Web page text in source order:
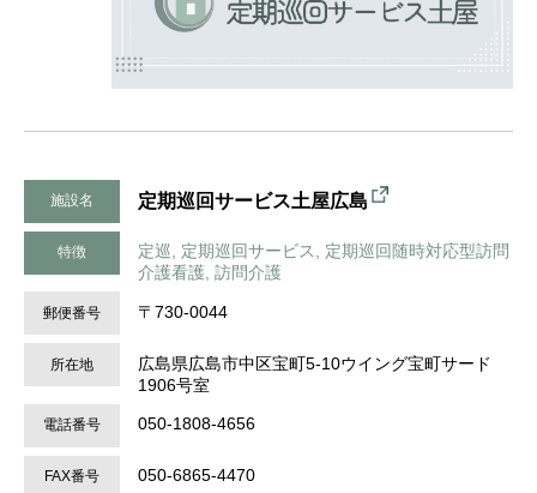
施設名 定期巡回サービス土屋広島
特徴
定巡, 定期巡回サービス, 定期巡回随時対応型訪問
介護看護, 訪問介護
郵便番号 〒730-0044
所在地
広島県広島市中区宝町5-10ウイング宝町サード
1906号室
電話番号 050-1808-4656
FAX番号 050-6865-4470